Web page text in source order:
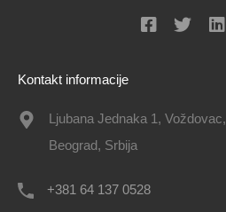
Kontakt informacije
Ljubana Jednaka 1, Voždovac,
Beograd, Srbija
+381 64 137 0528